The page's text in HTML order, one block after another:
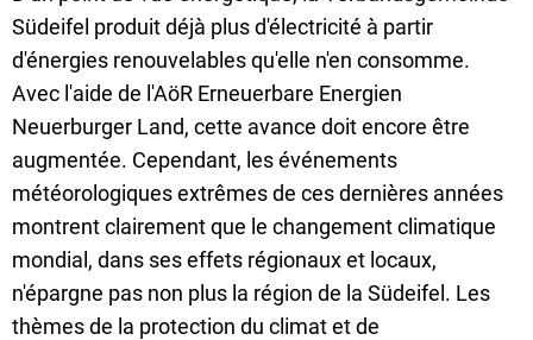
Südeifel produit déjà plus d'électricité à partir
d'énergies renouvelables qu'elle n'en consomme.
Avec l'aide de l'AöR Erneuerbare Energien
Neuerburger Land, cette avance doit encore être
augmentée. Cependant, les événements
météorologiques extrêmes de ces dernières années
montrent clairement que le changement climatique
mondial, dans ses effets régionaux et locaux,
n'épargne pas non plus la région de la Südeifel. Les
thèmes de la protection du climat et de